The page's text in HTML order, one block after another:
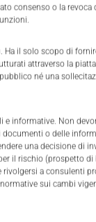
consenso o la revoca
Ha il solo scopo di
attraverso la
né una
informative. Non
documenti o delle
una decisione di
il rischio (prospetto di
a consulenti
sui cambi